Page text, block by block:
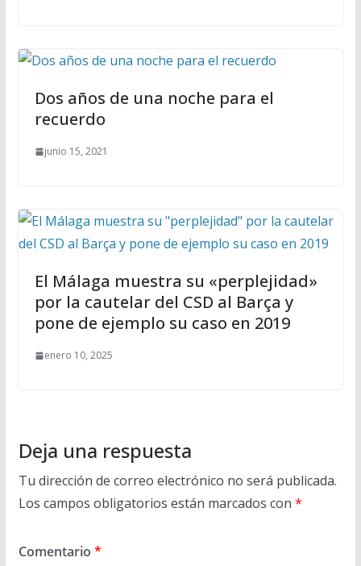
Dos años de una noche para el
recuerdo
junio 15, 2021
El Málaga muestra su «perplejidad»
por la cautelar del CSD al Barça y
pone de ejemplo su caso en 2019
enero 10, 2025
Deja una respuesta
Tu dirección de correo electrónico no será publicada.
Los campos obligatorios están marcados con *
Comentario *